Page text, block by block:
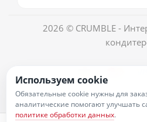
2026 © CRUMBLE -
Используем cookie
Обязательные cookie нужны для
аналитические помогают улучшать
политике обработки данных.